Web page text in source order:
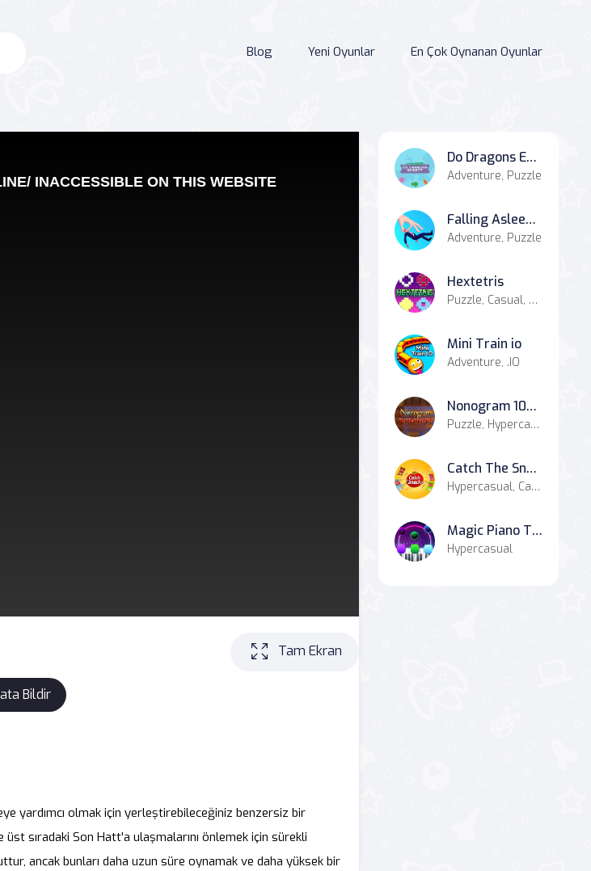
Blog Yeni Oyunlar En Çok Oynanan Oyunlar
Bildir
Tam Ekran
yardımcı olmak için yerleştirebileceğiniz benzersiz bir
sıradaki Son Hatt'a ulaşmalarını önlemek için sürekli
ancak bunları daha uzun süre oynamak ve daha yüksek bir
Do Dragons Exist
Adventure, Puzzle
Falling Asleep - Weird & Fun Game
Adventure, Puzzle
Hextetris
Puzzle, Casual, Match-3
Mini Train io
Adventure, .IO
Nonogram 1000!
Puzzle, Hypercasual, Casual
Catch The Snacks
Hypercasual, Casual
Magic Piano Tiles
Hypercasual